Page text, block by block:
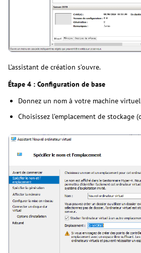
L’assistant de création s’ouvre.
Étape 4 : Configuration de base
Donnez un nom à votre machine
Choisissez l’emplacement de stockage